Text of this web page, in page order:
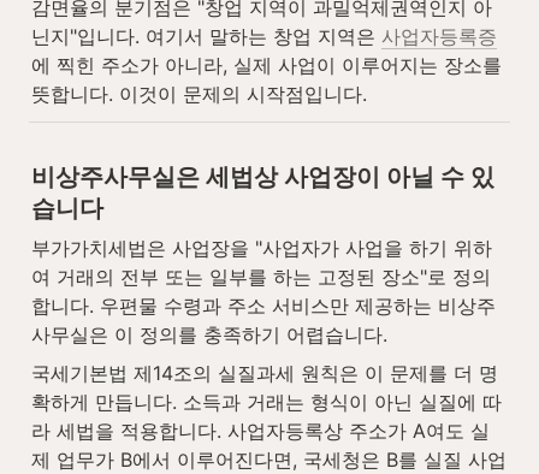
감면율의 분기점은 "창업 지역이 과밀억제권역인지 아
닌지"입니다. 여기서 말하는 창업 지역은 사업자등록증
에 찍힌 주소가 아니라, 실제 사업이 이루어지는 장소를
뜻합니다. 이것이 문제의 시작점입니다.
비상주사무실은 세법상 사업장이 아닐 수 있
습니다
부가가치세법은 사업장을 "사업자가 사업을 하기 위하
여 거래의 전부 또는 일부를 하는 고정된 장소"로 정의
합니다. 우편물 수령과 주소 서비스만 제공하는 비상주
사무실은 이 정의를 충족하기 어렵습니다.
국세기본법 제14조의 실질과세 원칙은 이 문제를 더 명
확하게 만듭니다. 소득과 거래는 형식이 아닌 실질에 따
라 세법을 적용합니다. 사업자등록상 주소가 A여도 실
제 업무가 B에서 이루어진다면, 국세청은 B를 실질 사업